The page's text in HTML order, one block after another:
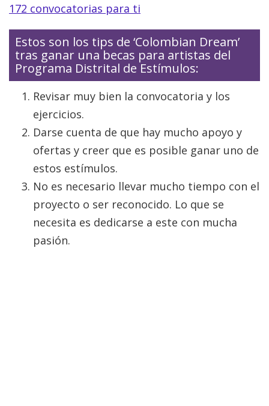
172 convocatorias para ti
Estos son los tips de ‘Colombian Dream’
tras ganar una becas para artistas del
Programa Distrital de Estímulos:
Revisar muy bien la convocatoria y los
ejercicios.
Darse cuenta de que hay mucho apoyo y
ofertas y creer que es posible ganar uno de
estos estímulos.
No es necesario llevar mucho tiempo con el
proyecto o ser reconocido. Lo que se
necesita es dedicarse a este con mucha
pasión.